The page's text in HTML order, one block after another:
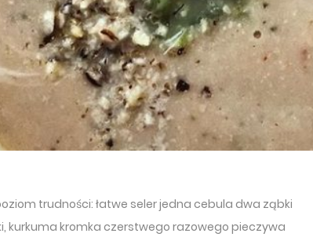
trudności: łatwe seler jedna cebula dwa ząbki
kurkuma kromka czerstwego razowego pieczywa